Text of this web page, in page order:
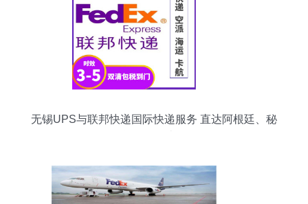
无锡UPS与联邦快递国际快递服务 直达阿根廷、秘